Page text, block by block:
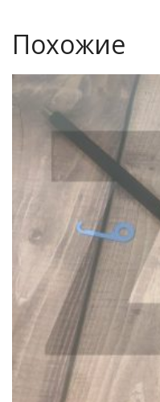
Похожие